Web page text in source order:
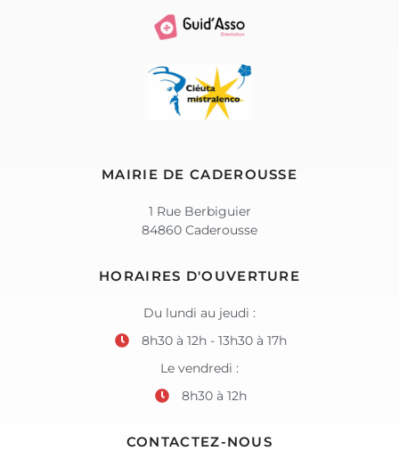
MAIRIE DE CADEROUSSE
1 Rue Berbiguier
84860 Caderousse
HORAIRES D'OUVERTURE
Du lundi au jeudi :
8h30 à 12h - 13h30 à 17h
Le vendredi :
8h30 à 12h
CONTACTEZ-NOUS